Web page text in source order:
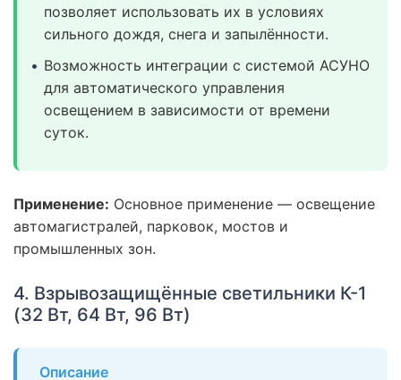
позволяет использовать их в условиях
сильного дождя, снега и запылённости.
Возможность интеграции с системой АСУНО
для автоматического управления
освещением в зависимости от времени
суток.
Применение: Основное применение — освещение
автомагистралей, парковок, мостов и
промышленных зон.
4. Взрывозащищённые светильники К-1
(32 Вт, 64 Вт, 96 Вт)
Описание